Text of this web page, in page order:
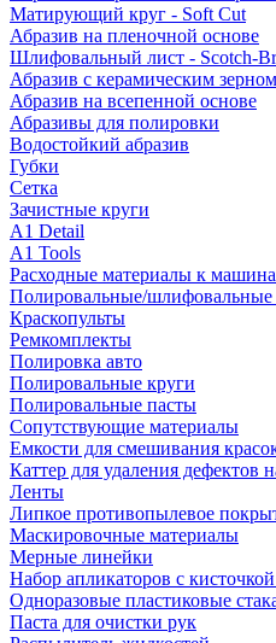
Матирующий круг - Soft Cut
Абразив на пленочной основе
Шлифовальный лист - Scotch-
Абразив с керамическим зерном
Абразив на всепенной основе
Абразивы для полировки
Водостойкий абразив
Губки
Сетка
Зачистные круги
A1 Detail
A1 Tools
Расходные материалы к
Полировальные/
Краскопульты
Ремкомплекты
Полировка авто
Полировальные круги
Полировальные пасты
Сопутствующие материалы
Емкости для смешивания
Каттер для удаления дефектов
Ленты
Липкое противопылевое
Маскировочные материалы
Мерные линейки
Набор апликаторов с
Одноразовые пластиковые
Паста для очистки рук